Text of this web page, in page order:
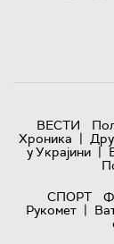
ВЕСТИ
Хроника |
у Украјини |
СПОРТ
Рукомет |